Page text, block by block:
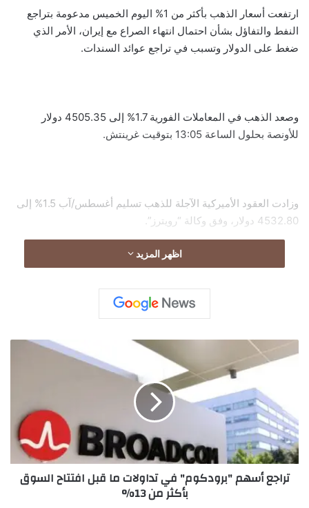
ارتفعت أسعار الذهب بأكثر من 1% اليوم الخميس مدعومة بتراجع
النفط والتفاؤل بشأن احتمال انتهاء الصراع مع إيران، الأمر الذي
ضغط على الدولار وتسبب في تراجع عوائد السندات.
وصعد الذهب في المعاملات الفورية 1.7% إلى 4505.35 دولار
للأونصة بحلول الساعة 13:05 بتوقيت غرينتش.
وزادت العقود الأميركية الآجلة للذهب تسليم أغسطس/آب 1.5% إلى
4532.80 دولار، وفق وكالة “رويترز”.
اظهر المزيد
أ
س
ه
م
تراجع أسهم "برودكوم" في تداولات ما قبل افتتاح السوق
بأكثر من 13%